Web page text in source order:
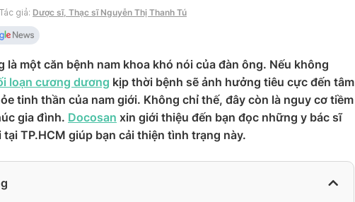
Tác giả: Dược sĩ, Thạc sĩ Nguyễn Thị Thanh Tú
là một căn bệnh nam khoa khó nói của đàn ông. Nếu không
loạn cương dương kịp thời bệnh sẽ ảnh hưởng tiêu cực đến tâm
tinh thần của nam giới. Không chỉ thế, đây còn là nguy cơ tiềm
gia đình. Docosan xin giới thiệu đến bạn đọc những y bác sĩ
TP.HCM giúp bạn cải thiện tình trạng này.